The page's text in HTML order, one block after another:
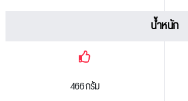
น้ำหนัก
466 กรัม